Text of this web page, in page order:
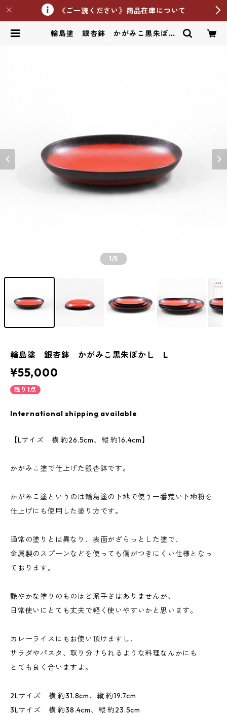
《ご一読ください》商品在庫について
輪島塗 銀杏鉢 かがみこ黒朱ぼか
1/5
輪島塗 銀杏鉢 かがみこ黒朱ぼかし L
¥55,000
残り1点
International shipping available
【Lサイズ 横 約26.5cm、縦 約16.4cm】
かがみこ塗で仕上げた銀杏鉢です。
かがみこ塗というのは輪島塗の下地で使う一番荒い下地粉を
仕上げにも使用した塗り方です。
通常の塗りとは異なり、表面がざらっとした塗で、
金属製のスプーンなどを使っても傷がつきにくい仕様となっ
ております。
艶やかな塗りのものほど派手さはありませんが、
日常使いにとても丈夫で軽く使いやすいかと思います。
カレーライスにもお使い頂けますし、
サラダやパスタ、取り分けられるような料理なんかにも
とても良く合いますよ。
2Lサイズ 横 約31.8cm、縦 約19.7cm
3Lサイズ 横 約38.4cm、縦 約23.5cm